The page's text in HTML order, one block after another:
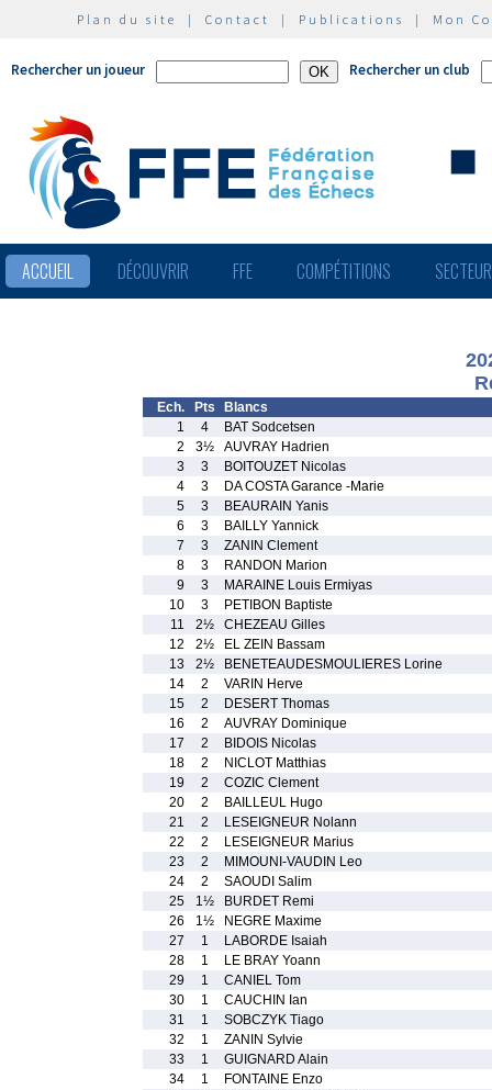
Plan du site | Contact | Publications | Mon
Rechercher un joueur Rechercher un club
ACCUEIL DÉCOUVRIR FFE COMPÉTITIONS
Ech. Pts
Blancs
1
4
BAT Sodcetsen
2
3½
AUVRAY Hadrien
3
3
BOITOUZET Nicolas
4
3
DA COSTA Garance -Marie
5
3
BEAURAIN Yanis
6
3
BAILLY Yannick
7
3
ZANIN Clement
8
3
RANDON Marion
9
3
MARAINE Louis Ermiyas
10
3
PETIBON Baptiste
11
2½
CHEZEAU Gilles
12
2½
EL ZEIN Bassam
13
2½
BENETEAUDESMOULIERES Lorine
14
2
VARIN Herve
15
2
DESERT Thomas
16
2
AUVRAY Dominique
17
2
BIDOIS Nicolas
18
2
NICLOT Matthias
19
2
COZIC Clement
20
2
BAILLEUL Hugo
21
2
LESEIGNEUR Nolann
22
2
LESEIGNEUR Marius
23
2
MIMOUNI-VAUDIN Leo
24
2
SAOUDI Salim
25
1½
BURDET Remi
26
1½
NEGRE Maxime
27
1
LABORDE Isaiah
28
1
LE BRAY Yoann
29
1
CANIEL Tom
30
1
CAUCHIN Ian
31
1
SOBCZYK Tiago
32
1
ZANIN Sylvie
33
1
GUIGNARD Alain
34
1
FONTAINE Enzo